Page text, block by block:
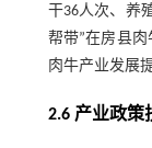
干36人次、养
帮带”在房县
肉牛产业发展
2.6 产业政策